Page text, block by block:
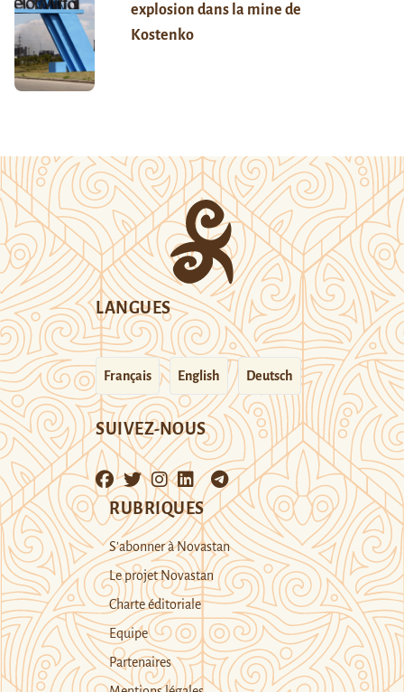
explosion dans la mine de
Kostenko
LANGUES
Français English Deutsch
SUIVEZ-NOUS
RUBRIQUES
S’abonner à Novastan
Le projet Novastan
Charte éditoriale
Equipe
Partenaires